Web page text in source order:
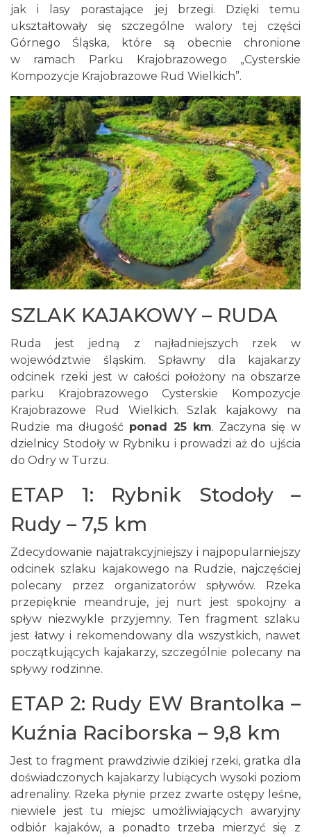
jak i lasy porastające jej brzegi. Dzięki temu
ukształtowały się szczególne walory tej części
Górnego Śląska, które są obecnie chronione
w ramach Parku Krajobrazowego „Cysterskie
Kompozycje Krajobrazowe Rud Wielkich”.
SZLAK KAJAKOWY – RUDA
Ruda jest jedną z najładniejszych rzek w
województwie śląskim. Spławny dla kajakarzy
odcinek rzeki jest w całości położony na obszarze
parku Krajobrazowego Cysterskie Kompozycje
Krajobrazowe Rud Wielkich. Szlak kajakowy na
Rudzie ma długość ponad 25 km. Zaczyna się w
dzielnicy Stodoły w Rybniku i prowadzi aż do ujścia
do Odry w Turzu.
ETAP 1: Rybnik Stodoły –
Rudy – 7,5 km
Zdecydowanie najatrakcyjniejszy i najpopularniejszy
odcinek szlaku kajakowego na Rudzie, najczęściej
polecany przez organizatorów spływów. Rzeka
przepięknie meandruje, jej nurt jest spokojny a
spływ niezwykle przyjemny. Ten fragment szlaku
jest łatwy i rekomendowany dla wszystkich, nawet
początkujących kajakarzy, szczególnie polecany na
spływy rodzinne.
ETAP 2: Rudy EW Brantolka –
Kuźnia Raciborska – 9,8 km
Jest to fragment prawdziwie dzikiej rzeki, gratka dla
doświadczonych kajakarzy lubiących wysoki poziom
adrenaliny. Rzeka płynie przez zwarte ostępy leśne,
niewiele jest tu miejsc umożliwiających awaryjny
odbiór kajaków, a ponadto trzeba mierzyć się z